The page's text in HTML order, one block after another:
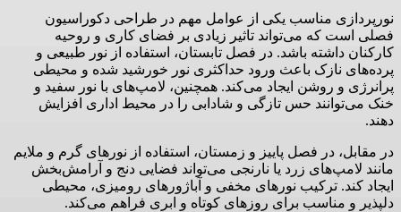
نورپردازی مناسب یکی از عوامل مهم در طراحی دکوراسیون
فصلی است که می‌تواند تاثیر زیادی بر فضای کاری و روحیه
کارکنان داشته باشد. در فصل تابستان، استفاده از نور طبیعی و
پرده‌های نازک باعث ورود حداکثری نور خورشید شده و محیطی
پرانرژی و روشن ایجاد می‌کند. همچنین، لامپ‌های با نور سفید و
خنک می‌توانند حس تازگی و شادابی را در محیط اداری افزایش
دهند.
در مقابل، در فصل پاییز و زمستان، استفاده از نورهای گرم و ملایم
مانند لامپ‌های زرد یا نارنجی می‌تواند فضایی دنج و آرامش‌بخش
ایجاد کند. ترکیب نورهای مخفی و آباژورهای رومیزی، محیطی
دلپذیر و مناسب برای روزهای کوتاه و ابری فراهم می‌کند.